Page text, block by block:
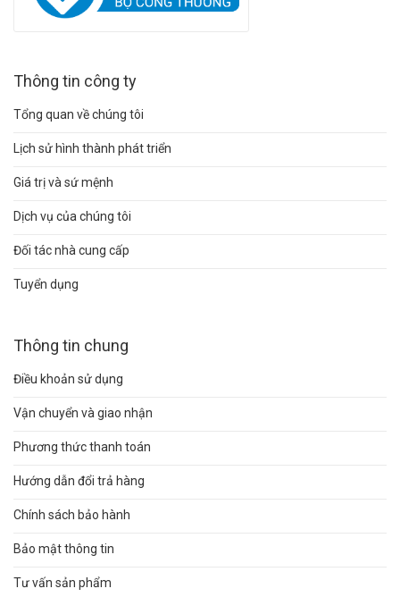
Thông tin công ty
Tổng quan về chúng tôi
Lịch sử hình thành phát triển
Giá trị và sứ mệnh
Dịch vụ của chúng tôi
Đối tác nhà cung cấp
Tuyển dụng
Thông tin chung
Điều khoản sử dụng
Vận chuyển và giao nhận
Phương thức thanh toán
Hướng dẫn đổi trả hàng
Chính sách bảo hành
Bảo mật thông tin
Tư vấn sản phẩm